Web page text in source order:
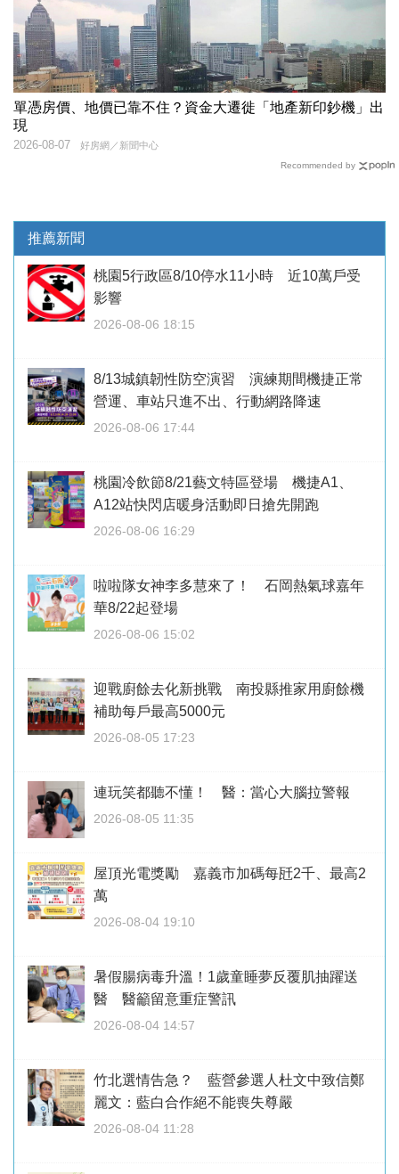
單憑房價、地價已靠不住？資金大遷徙「地產新印鈔機」出
現
好房網／新聞中心
2026-08-07
Recommended by
推薦新聞
桃園5行政區8/10停水11小時 近10萬戶受
影響
2026-08-06 18:15
8/13城鎮韌性防空演習 演練期間機捷正常
營運、車站只進不出、行動網路降速
2026-08-06 17:44
桃園冷飲節8/21藝文特區登場 機捷A1、
A12站快閃店暖身活動即日搶先開跑
2026-08-06 16:29
啦啦隊女神李多慧來了！ 石岡熱氣球嘉年
華8/22起登場
2026-08-06 15:02
迎戰廚餘去化新挑戰 南投縣推家用廚餘機
補助每戶最高5000元
2026-08-05 17:23
連玩笑都聽不懂！ 醫：當心大腦拉警報
2026-08-05 11:35
屋頂光電獎勵 嘉義市加碼每瓩2千、最高2
萬
2026-08-04 19:10
暑假腸病毒升溫！1歲童睡夢反覆肌抽躍送
醫 醫籲留意重症警訊
2026-08-04 14:57
竹北選情告急？ 藍營參選人杜文中致信鄭
麗文：藍白合作絕不能喪失尊嚴
2026-08-04 11:28